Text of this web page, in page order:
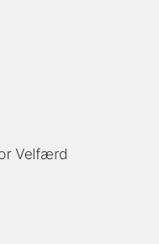
Velfærd